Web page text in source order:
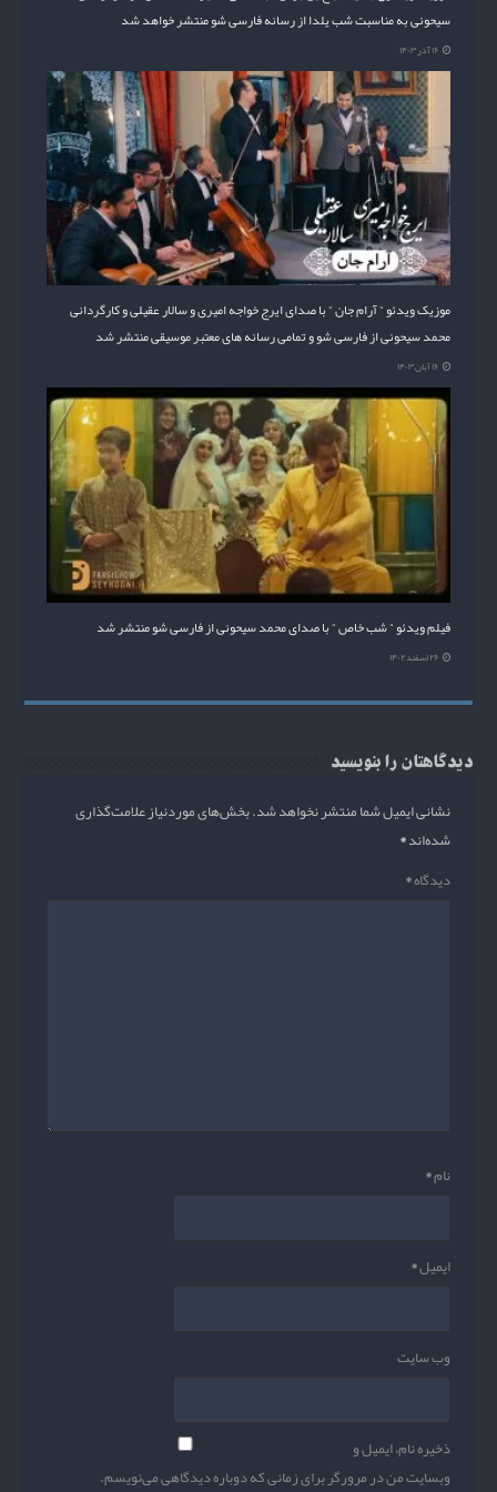
سیحونی به مناسبت شب یلدا از رسانه فارسی شو منتشر خواهد شد
۱۶ آذر ۱۴۰۳
موزیک ویدئو ” آرام جان ” با صدای ایرج خواجه امیری و سالار عقیلی و کارگردانی
محمد سیحونی از فارسی شو و تمامی رسانه های معتبر موسیقی منتشر شد
۱۶ آبان ۱۴۰۳
فیلم ویدئو ” شب خاص ” با صدای محمد سیحونی از فارسی شو منتشر شد
۲۶ اسفند ۱۴۰۲
دیدگاهتان را بنویسید
نشانی ایمیل شما منتشر نخواهد شد.بخش‌های موردنیاز علامت‌گذاری
شده‌اند*
دیدگاه*
نام*
ایمیل*
وب‌ سایت
ذخیره نام، ایمیل و
وبسایت من در مرورگر برای زمانی که دوباره دیدگاهی می‌نویسم.